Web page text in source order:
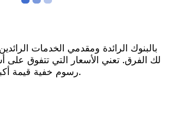
لك الفرق. تعني الأسعار التي تتفوق على
رسوم خفية قيمة أكبر على كل عملية تحويل.